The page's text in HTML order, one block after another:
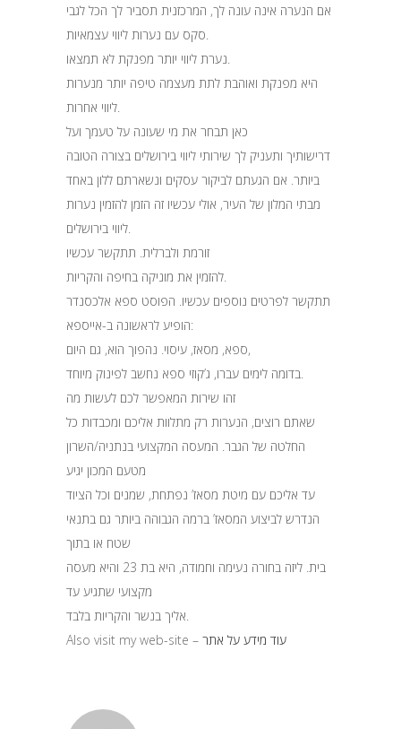
אם הנערה אינה עונה לך, המרכזנית תסביר לך הכל לגבי
היא מפנקת ואוהבת לתת מעצמה טיפה יותר מנערות
כאן תבחר את מי שעונה על טעמך ועל
דרישותיך ותעניק לך שירותי ליווי בירושלים בצורה הטובה
ביותר. אם הגעתם לביקור עסקים ונשארתם ללון באחד
מבתי המלון של העיר, אולי עכשיו זה הזמן להזמין נערות
זורמת ולברלית. תתקשר עכשיו
תתקשר לפרטים נוספים עכשיו. הפוסט ספא אלכסנדר
הופיע לראשונה ב-אייספא:
ספא, מסאז, עיסוי. נהפוך הוא, גם היום,
זהו שירות המאפשר לכם לעשות מה
שאתם רוצים, הנערות רק מתלוות אליכם ומכבדות כל
החלטה של הגבר. המעסה המקצועי בנתניה/השרון
מטעם המכון יגיע
עד אליכם עם מיטת מסאז’ נפתחת, שמנים וכל הציוד
הנדרש לביצוע המסאז’ ברמה הגבוהה ביותר גם בתנאי
שטח או בתוך
בית. ליזה בחורה נעימה וחמודה, היא בת 23 והיא מעסה
מקצועי שתגיע עד
Also visit my web-site – עוד מידע על אתר